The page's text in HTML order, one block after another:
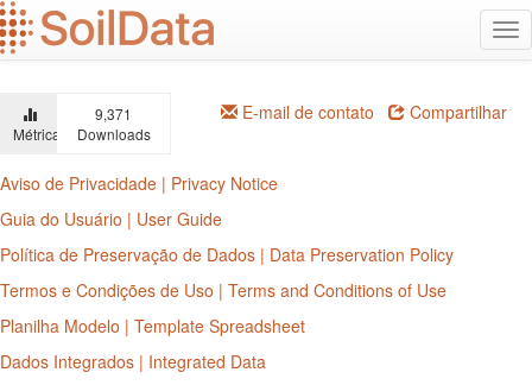
Ir
para
o
principal
Métricas
9,371
Downloads
E-mail de contato Compartilhar
Aviso de Privacidade | Privacy Notice
Guia do Usuário | User Guide
Política de Preservação de Dados | Data Preservation Policy
Termos e Condições de Uso | Terms and Conditions of Use
Planilha Modelo | Template Spreadsheet
Dados Integrados | Integrated Data